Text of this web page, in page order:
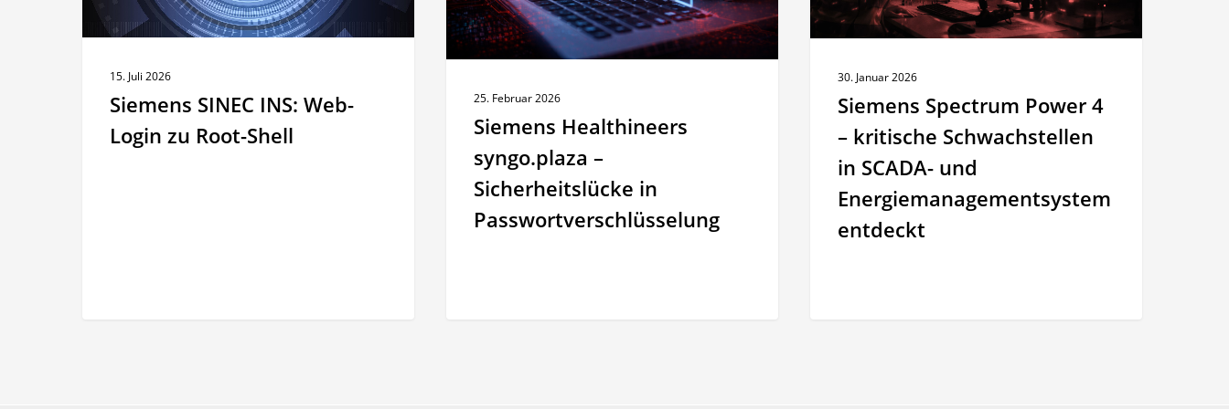
Shell
15. Juli 2026
Siemens SINEC INS: Web-
Login zu Root-Shell
25. Februar 2026
Siemens Healthineers
syngo.plaza –
Sicherheitslücke in
Passwortverschlüsselung
in
SCADA-
Energiemanagementsystem
entdeckt
30. Januar 2026
Siemens Spectrum Power 4
– kritische Schwachstellen
in SCADA- und
Energiemanagementsystem
entdeckt